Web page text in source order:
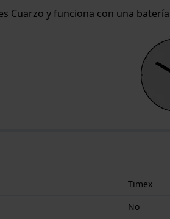
Cuarzo y funciona con una
Timex
No